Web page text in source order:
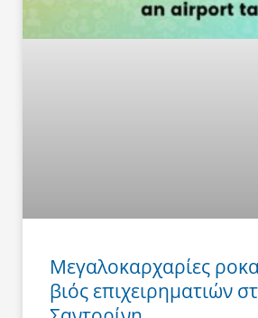
Μεγαλοκαρχαρίες
βιός επιχειρηματιών